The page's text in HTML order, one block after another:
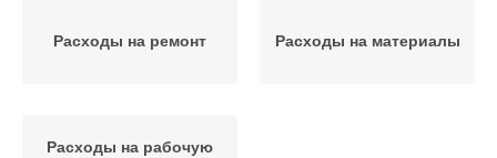
Расходы на ремонт Расходы на материалы
Расходы на рабочую